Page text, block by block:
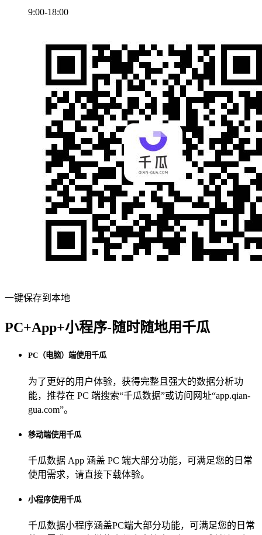
9:00-18:00
一键保存到本地
PC+App+小程序-随时随地用千瓜
PC（电脑）端使用千瓜
为了更好的用户体验，获得完整且强大的数据分析功
能，推荐在 PC 端搜索“千瓜数据”或访问网址“app.qian-
gua.com”。
移动端使用千瓜
千瓜数据 App 涵盖 PC 端大部分功能，可满足您的日常
使用需求，请直接下载体验。
小程序使用千瓜
千瓜数据小程序涵盖PC端大部分功能，可满足您的日常